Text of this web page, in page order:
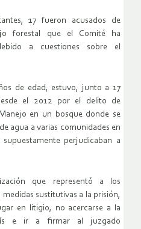
17 fueron acusados de
forestal que el Comité ha
a cuestiones sobre el
de edad, estuvo, junto a 17
el 2012 por el delito de
en un bosque donde se
agua a varias comunidades en
perjudicaban a
que representó a los
sustitutivas a la prisión,
en litigio, no acercarse a la
e ir a firmar al juzgado